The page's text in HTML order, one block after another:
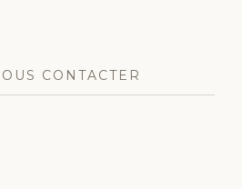
CONTACTER